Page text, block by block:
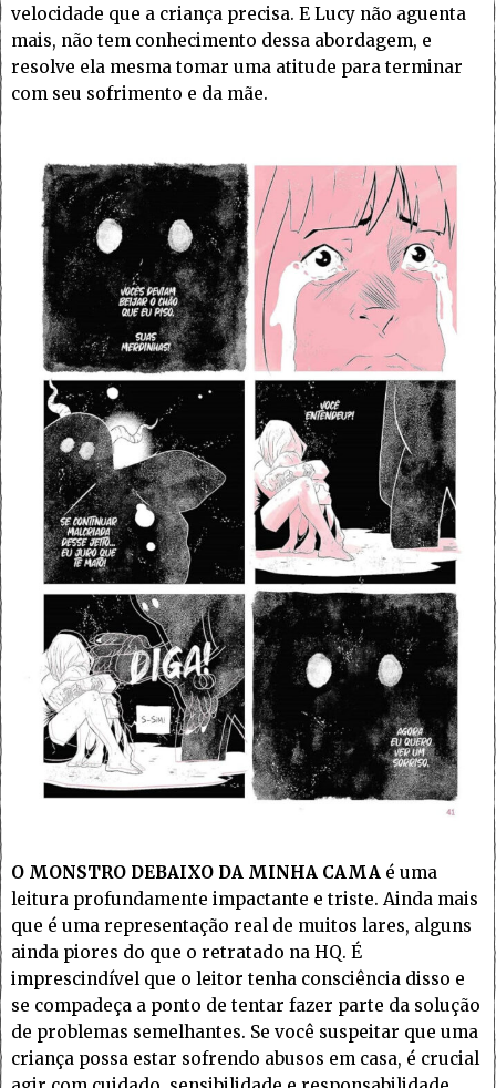
velocidade que a criança precisa. E Lucy não aguenta
mais, não tem conhecimento dessa abordagem, e
resolve ela mesma tomar uma atitude para terminar
com seu sofrimento e da mãe.
O MONSTRO DEBAIXO DA MINHA CAMA é uma
leitura profundamente impactante e triste. Ainda mais
que é uma representação real de muitos lares, alguns
ainda piores do que o retratado na HQ. É
imprescindível que o leitor tenha consciência disso e
se compadeça a ponto de tentar fazer parte da solução
de problemas semelhantes. Se você suspeitar que uma
criança possa estar sofrendo abusos em casa, é crucial